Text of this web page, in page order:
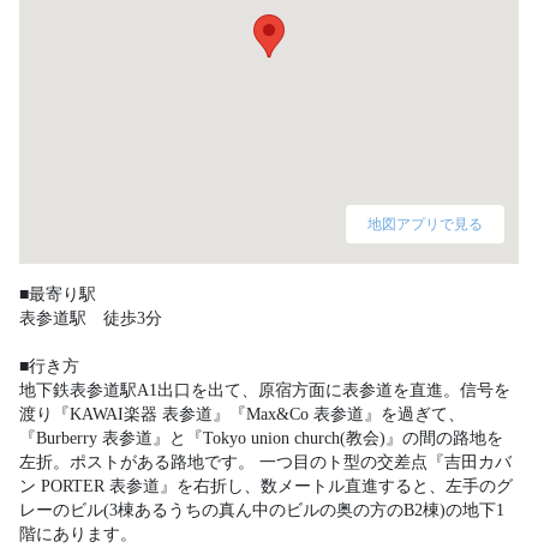
地図アプリで見る
■最寄り駅
表参道駅　徒歩3分
■行き方
地下鉄表参道駅A1出口を出て、原宿方面に表参道を直進。信号を
渡り『KAWAI楽器 表参道』『Max&Co 表参道』を過ぎて、
『Burberry 表参道』と『Tokyo union church(教会)』の間の路地を
左折。ポストがある路地です。 一つ目のト型の交差点『吉田カバ
ン PORTER 表参道』を右折し、数メートル直進すると、左手のグ
レーのビル(3棟あるうちの真ん中のビルの奥の方のB2棟)の地下1
階にあります。